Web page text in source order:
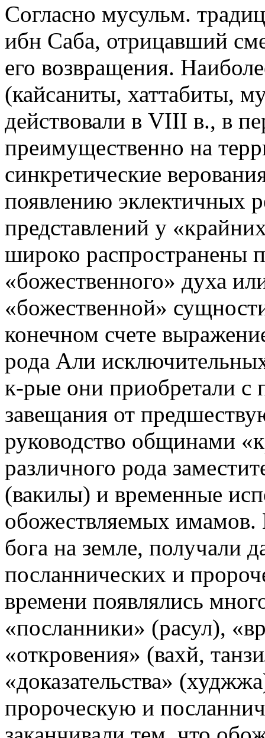
Согласно мусульм.
ибн Саба, отрицавший
его возвращения.
(кайсаниты, хаттабиты,
действовали в VIII в., в
преимущественно на
синкретические
появлению эклектичных
представлений у
широко распространены
«божественного» духа
«божественной»
конечном счете
рода Али
к-рые они приобретали с
завещания от
руководство общинами
различного рода
(вакилы) и временные
обожествляемых имамов.
бога на земле, получали
посланнических и
времени появлялись
«посланники» (расул),
«откровения» (вахй,
«доказательства»
пророческую и